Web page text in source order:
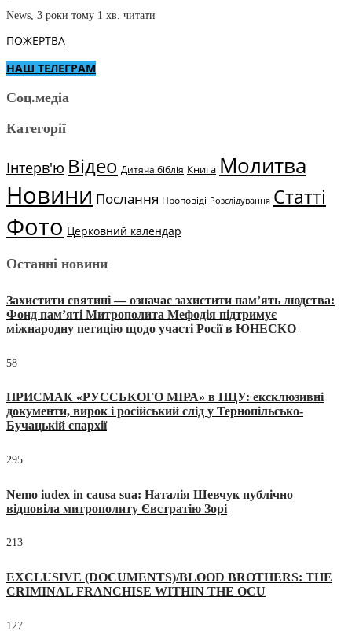
News, 3 роки тому 1 хв. читати
ПОЖЕРТВА
НАШ ТЕЛЕГРАМ
Соц.медіа
Категорії
Інтерв'ю Відео Дитяча біблія Книга Молитва
Новини Послання Проповіді Розслідування Статті
Фото Церковний календар
Останні новини
Захистити святині — означає захистити пам’ять людства:
Фонд пам’яті Митрополита Мефодія підтримує
міжнародну петицію щодо участі Росії в ЮНЕСКО
58
ПРИСМАК «РУССЬКОГО МІРА» в ПЦУ: ексклюзивні
документи, вирок і російський слід у Тернопільсько-
Бучацькій єпархії
295
Nemo iudex in causa sua: Наталія Шевчук публічно
відповіла митрополиту Євстратію Зорі
213
EXCLUSIVE (DOCUMENTS)/BLOOD BROTHERS: THE
CRIMINAL FRANCHISE WITHIN THE OCU
127